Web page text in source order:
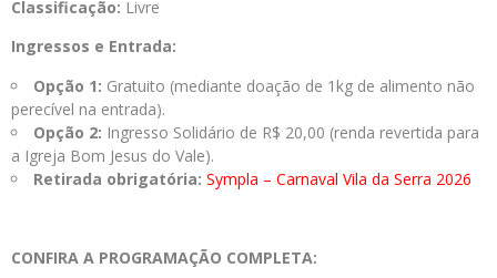
Classificação: Livre
Ingressos e Entrada:
Opção 1: Gratuito (mediante doação de 1kg de alimento não
perecível na entrada).
Opção 2: Ingresso Solidário de R$ 20,00 (renda revertida para
a Igreja Bom Jesus do Vale).
Retirada obrigatória: Sympla – Carnaval Vila da Serra 2026
CONFIRA A PROGRAMAÇÃO COMPLETA: